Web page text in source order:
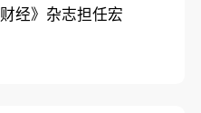
经》杂志担任宏